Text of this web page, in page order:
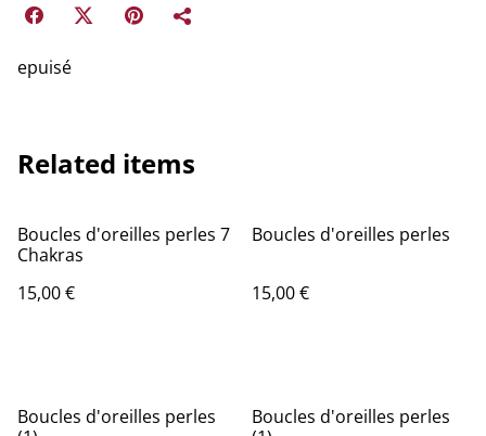
epuisé
Related items
Boucles d'oreilles perles 7
Chakras
15,00 €
Boucles d'oreilles perles
15,00 €
Boucles d'oreilles perles
Boucles d'oreilles perles